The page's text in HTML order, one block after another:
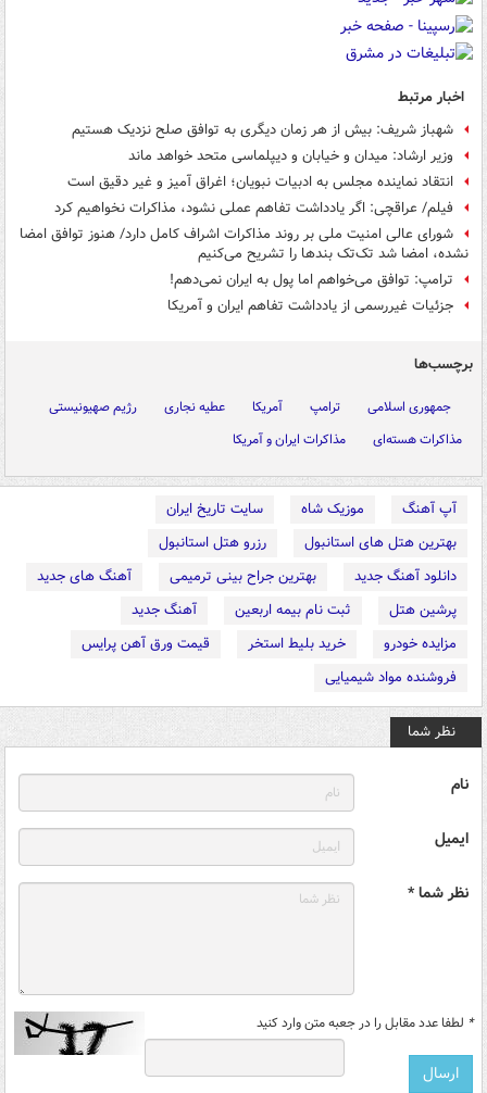
اخبار مرتبط
شهباز شریف: بیش از هر زمان دیگری به توافق صلح نزدیک هستیم
وزیر ارشاد: میدان و خیابان و دیپلماسی متحد خواهد ماند
انتقاد نماینده مجلس به ادبیات نبویان؛ اغراق آمیز و غیر دقیق است ‏
فیلم/ عراقچی: اگر یادداشت تفاهم عملی نشود، مذاکرات نخواهیم کرد
شورای عالی امنیت ملی بر روند مذاکرات اشراف کامل دارد/ هنوز توافق امضا
نشده، امضا شد تک‌تک بندها را تشریح می‌کنیم
ترامپ: توافق می‌خواهم اما پول به ایران نمی‌دهم!
جزئیات غیررسمی از یادداشت تفاهم ایران و آمریکا
برچسب‌ها
جمهوری اسلامی ترامپ آمریکا عطیه نجاری
رژیم صهیونیستی
مذاکرات هسته‌ای
مذاکرات ایران و آمریکا
آپ آهنگ موزیک شاه
سایت تاریخ ایران
بهترین هتل های استانبول
رزرو هتل استانبول
دانلود آهنگ جدید
بهترین جراح بینی ترمیمی
آهنگ های جدید
پرشین هتل
ثبت نام بیمه اربعین
آهنگ جدید
مزایده خودرو
خرید بلیط استخر
قیمت ورق آهن پرایس
فروشنده مواد شیمیایی
نظر شما
نام
ایمیل
نظر شما *
* لطفا عدد مقابل را در جعبه متن وارد کنید